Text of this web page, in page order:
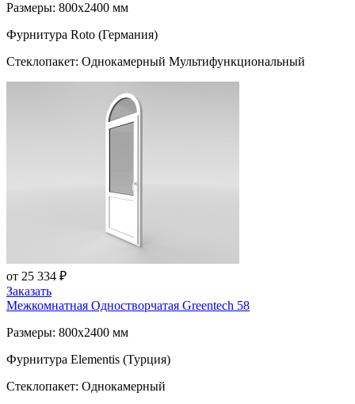
Размеры: 800x2400 мм
Фурнитура Roto (Германия)
Стеклопакет: Однокамерный Мультифункциональный
от 25 334 ₽
Заказать
Межкомнатная Одностворчатая Greentech 58
Размеры: 800x2400 мм
Фурнитура Elementis (Турция)
Стеклопакет: Однокамерный